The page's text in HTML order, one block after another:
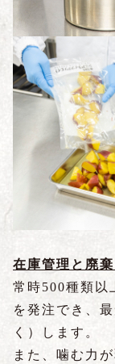
在庫管理と廃
常時500種類以
を発注でき、
く）します。
また、噛む力